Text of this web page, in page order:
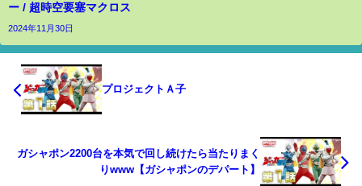
ー / 超時空要塞マクロス
2024年11月30日
プロジェクトＡ子
ガシャポン2200台を本気で回し続けたら当たりまく
りwww【ガシャポンのデパート】